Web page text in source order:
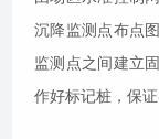
沉降监测点布点
监测点之间建立
作好标记桩，保